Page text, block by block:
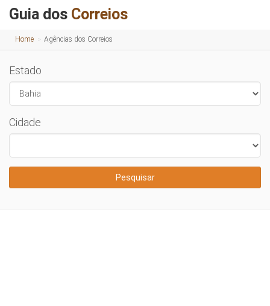
Guia dos Correios
Home Agências dos Correios
Estado
Cidade
Pesquisar